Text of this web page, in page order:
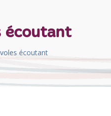
écoutant
écoutant